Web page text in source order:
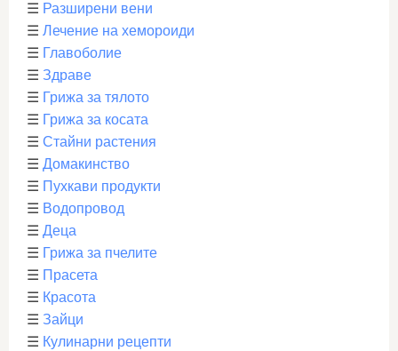
☰ Разширени вени
☰ Лечение на хемороиди
☰ Главоболие
☰ Здраве
☰ Грижа за тялото
☰ Грижа за косата
☰ Стайни растения
☰ Домакинство
☰ Пухкави продукти
☰ Водопровод
☰ Деца
☰ Грижа за пчелите
☰ Прасета
☰ Красота
☰ Зайци
☰ Кулинарни рецепти